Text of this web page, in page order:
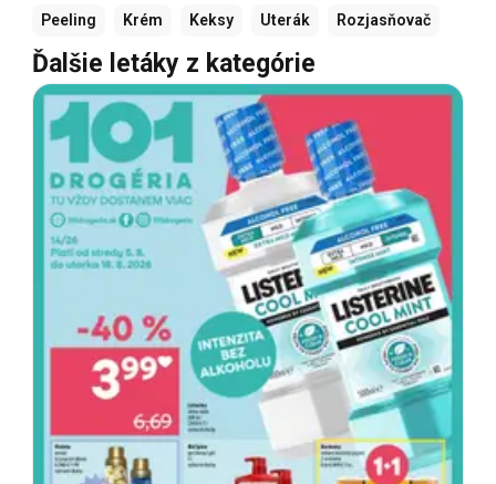
Peeling Krém Keksy Uterák Rozjasňovač
Ďalšie letáky z kategórie